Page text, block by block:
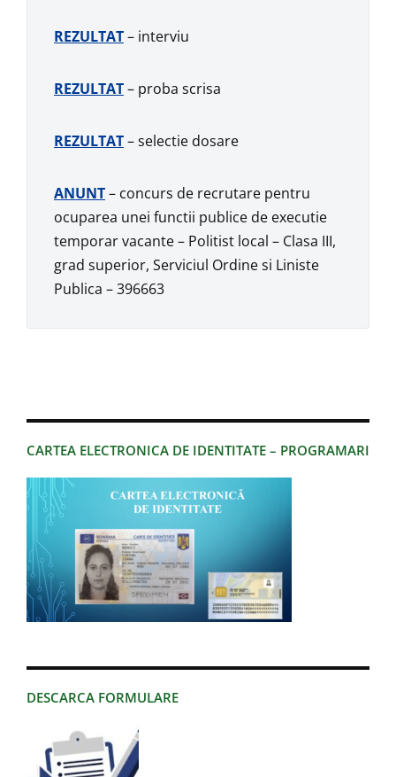
CARTEA ELECTRONICA DE IDENTITATE – PROGRAMARI
DESCARCA FORMULARE
REZULTAT– interviu
REZULTAT– proba scrisa
REZULTAT– selectie dosare
ANUNT– concurs de recrutare pentru
ocuparea unei functii publice de executie
temporar vacante – Politist local – Clasa III,
grad superior, Serviciul Ordine si Liniste
Publica – 396663